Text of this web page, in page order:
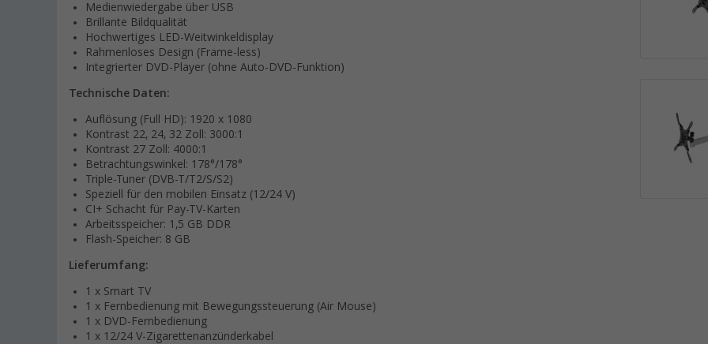
Medienwiedergabe über USB
Brillante Bildqualität
Hochwertiges LED-Weitwinkeldisplay
Rahmenloses Design (Frame-less)
Integrierter DVD-Player (ohne Auto-DVD-Funktion)
Technische Daten:
Auflösung (Full HD): 1920 x 1080
Kontrast 22, 24, 32 Zoll: 3000:1
Kontrast 27 Zoll: 4000:1
Betrachtungswinkel: 178°/178°
Triple-Tuner (DVB-T/T2/S/S2)
Speziell für den mobilen Einsatz (12/24 V)
CI+ Schacht für Pay-TV-Karten
Arbeitsspeicher: 1,5 GB DDR
Flash-Speicher: 8 GB
Lieferumfang:
1 x Smart TV
1 x Fernbedienung mit Bewegungssteuerung (Air Mouse)
1 x DVD-Fernbedienung
1 x 12/24 V-Zigarettenanzünderkabel